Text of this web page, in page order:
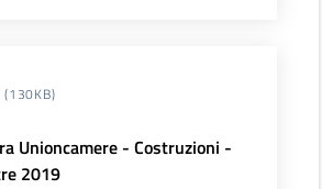
(130KB)
Unioncamere - Costruzioni -
2019